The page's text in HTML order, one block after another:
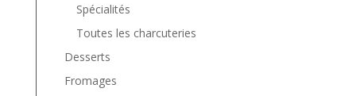
Spécialités
Toutes les charcuteries
Desserts
Fromages